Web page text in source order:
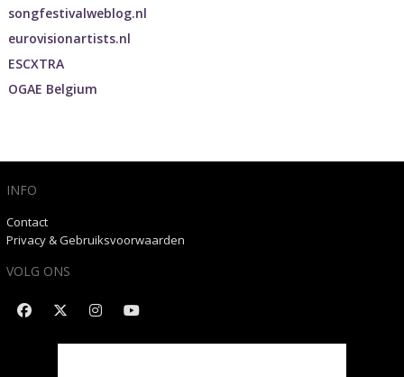
songfestivalweblog.nl
eurovisionartists.nl
ESCXTRA
OGAE Belgium
INFO
Contact
Privacy & Gebruiksvoorwaarden
VOLG ONS